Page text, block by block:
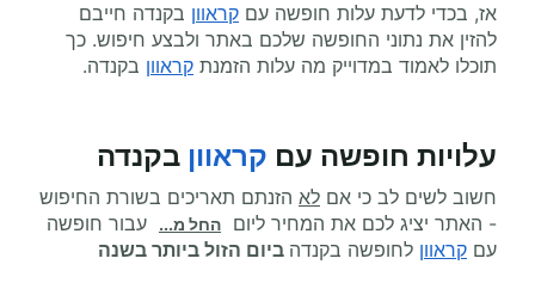
אז, בכדי לדעת עלות חופשה עם קראוון בקנדה חייבם
להזין את נתוני החופשה שלכם באתר ולבצע חיפוש. כך
תוכלו לאמוד במדוייק מה עלות הזמנת קראוון בקנדה.
עלויות חופשה עם קראוון בקנדה
חשוב לשים לב כי אם לא הזנתם תאריכים בשורת החיפוש
- האתר יציג לכם את המחיר ליום החל מ...
עבור חופשה
עם קראוון לחופשה בקנדה ביום הזול ביותר בשנה